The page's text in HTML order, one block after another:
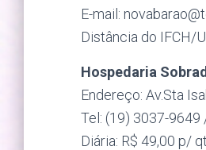
E-mail: novabarao@
Distância do IFCH/
Hospedaria
Endereço: Av.Sta
Tel: (19) 3037-9649
Diária: R$ 49,00 p/